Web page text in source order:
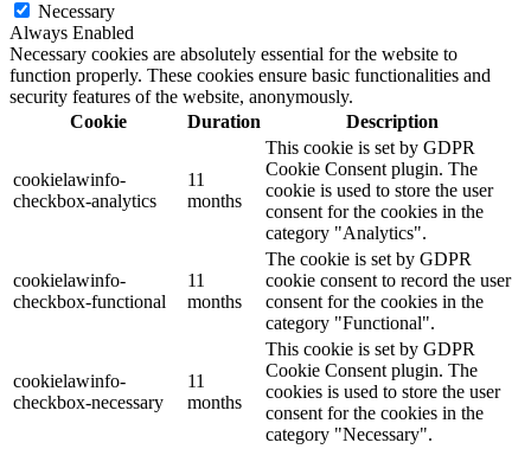
Necessary
Always Enabled
Necessary cookies are absolutely essential for the website to
function properly. These cookies ensure basic functionalities and
security features of the website, anonymously.
Cookie
Duration Description
cookielawinfo-
checkbox-analytics
11
months
This cookie is set by GDPR
Cookie Consent plugin. The
cookie is used to store the user
consent for the cookies in the
category "Analytics".
cookielawinfo-
checkbox-functional
11
months
The cookie is set by GDPR
cookie consent to record the user
consent for the cookies in the
category "Functional".
cookielawinfo-
checkbox-necessary
11
months
This cookie is set by GDPR
Cookie Consent plugin. The
cookies is used to store the user
consent for the cookies in the
category "Necessary".